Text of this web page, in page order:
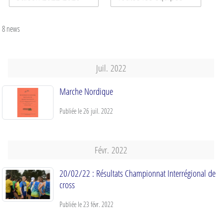
8 news
Juil. 2022
Marche Nordique
Publiée le 26 juil. 2022
Févr. 2022
20/02/22 : Résultats Championnat Interrégional de
cross
Publiée le 23 févr. 2022